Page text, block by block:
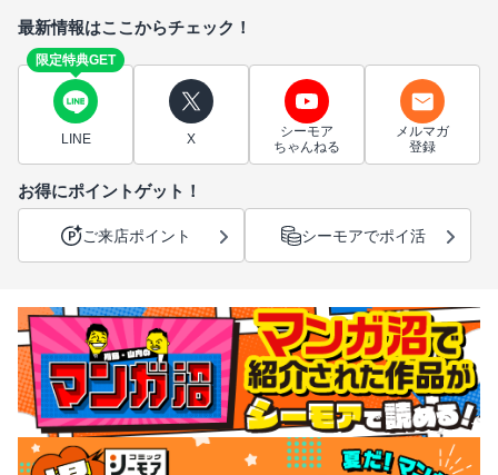
最新情報はここからチェック！
限定特典GET
LINE X
シーモア
ちゃんねる
メルマガ
登録
お得にポイントゲット！
ご来店ポイント シーモアでポイ活